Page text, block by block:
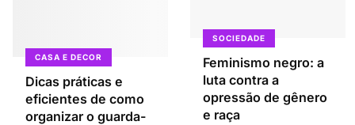
CASA E DECOR
Dicas práticas e
eficientes de como
organizar o guarda-
SOCIEDADE
Feminismo negro: a
luta contra a
opressão de gênero
e raça